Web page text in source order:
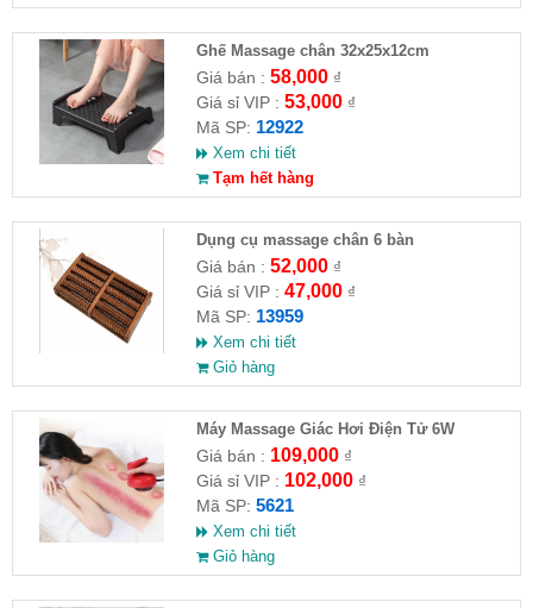
Ghế Massage chân 32x25x12cm
Giá bán : 58,000₫
Giá sỉ VIP : 53,000₫
Mã SP: 12922
Xem chi tiết
Tạm hết hàng
Dụng cụ massage chân 6 bàn
Giá bán : 52,000₫
Giá sỉ VIP : 47,000₫
Mã SP: 13959
Xem chi tiết
Giỏ hàng
Máy Massage Giác Hơi Điện Tử 6W
Giá bán : 109,000₫
Giá sỉ VIP : 102,000₫
Mã SP: 5621
Xem chi tiết
Giỏ hàng